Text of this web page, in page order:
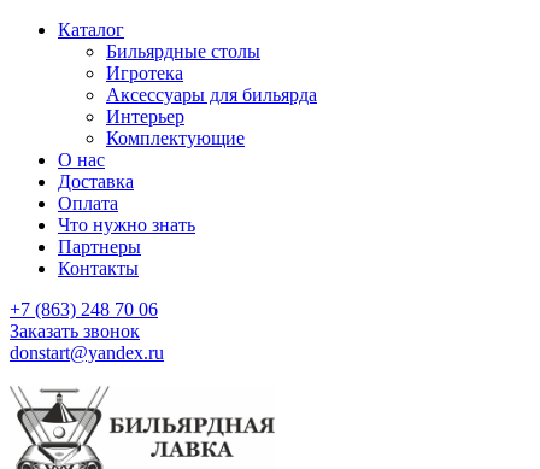
Каталог
Бильярдные столы
Игротека
Аксессуары для бильярда
Интерьер
Комплектующие
О нас
Доставка
Оплата
Что нужно знать
Партнеры
Контакты
+7 (863) 248 70 06
Заказать звонок
donstart@yandex.ru